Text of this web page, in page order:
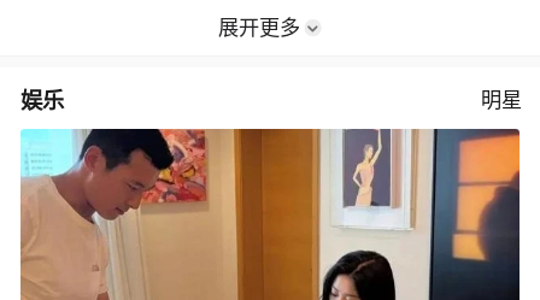
展开更多
娱乐 明星